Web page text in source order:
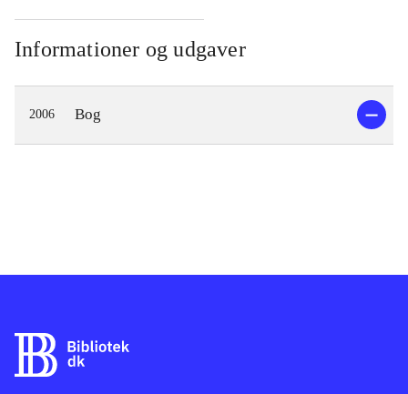
Informationer og udgaver
2006 Bog